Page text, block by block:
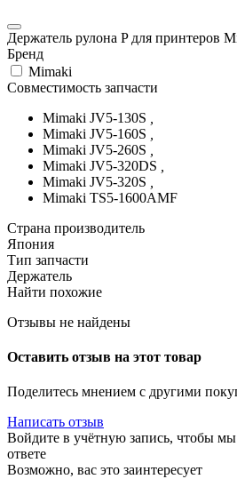
Держатель рулона P для принтеров
Бренд
Mimaki
Совместимость запчасти
Mimaki JV5-130S
Mimaki JV5-160S
Mimaki JV5-260S
Mimaki JV5-320DS
Mimaki JV5-320S
Mimaki TS5-1600AMF
Страна производитель
Япония
Тип запчасти
Держатель
Найти похожие
Отзывы не найдены
Оставить отзыв на этот товар
Поделитесь мнением с другими
Написать отзыв
Войдите в учётную запись, чтобы
ответе
Возможно, вас это заинтересует